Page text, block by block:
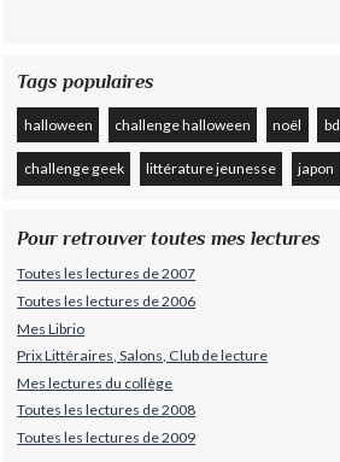
Tags populaires
halloween challenge halloween noël bd
challenge geek littérature jeunesse japon
Pour retrouver toutes mes lectures
Toutes les lectures de 2007
Toutes les lectures de 2006
Mes Librio
Prix Littéraires, Salons, Club de lecture
Mes lectures du collège
Toutes les lectures de 2008
Toutes les lectures de 2009